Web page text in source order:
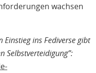
wachsen
ins Fediverse gibt
Selbstverteidigung”: